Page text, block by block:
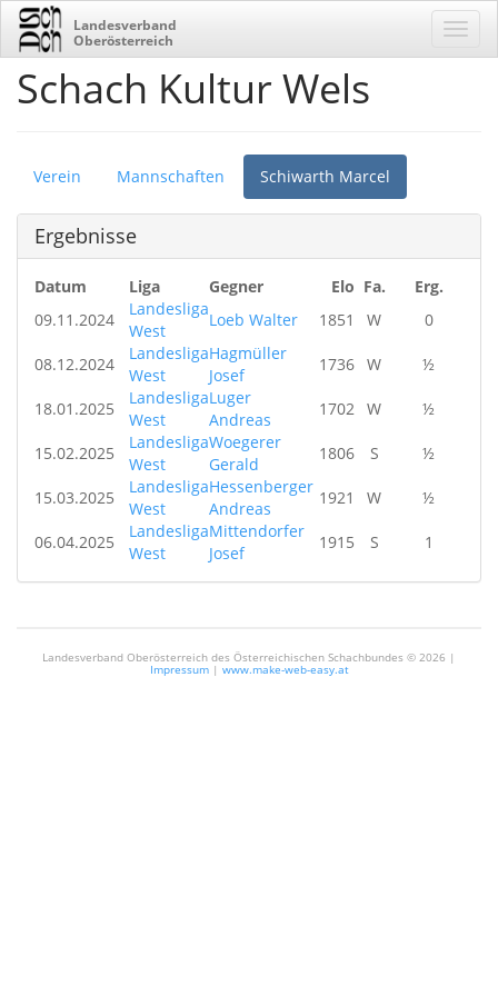
Landesverband
Oberösterreich
Schach Kultur Wels
Verein Mannschaften Schiwarth Marcel
Ergebnisse
Datum Liga Gegner Elo Fa.
Erg.
09.11.2024
Landesliga
West
Loeb Walter 1851 W 0
08.12.2024
Landesliga
West
Hagmüller
Josef
1736 W ½
18.01.2025
Landesliga
West
Luger
Andreas
1702 W ½
15.02.2025
Landesliga
West
Woegerer
Gerald
1806 S ½
15.03.2025
Landesliga
West
Hessenberger
Andreas
1921 W ½
06.04.2025
Landesliga
West
Mittendorfer
Josef
1915 S 1
Landesverband Oberösterreich des Österreichischen Schachbundes © 2026 |
Impressum| www.make-web-easy.at